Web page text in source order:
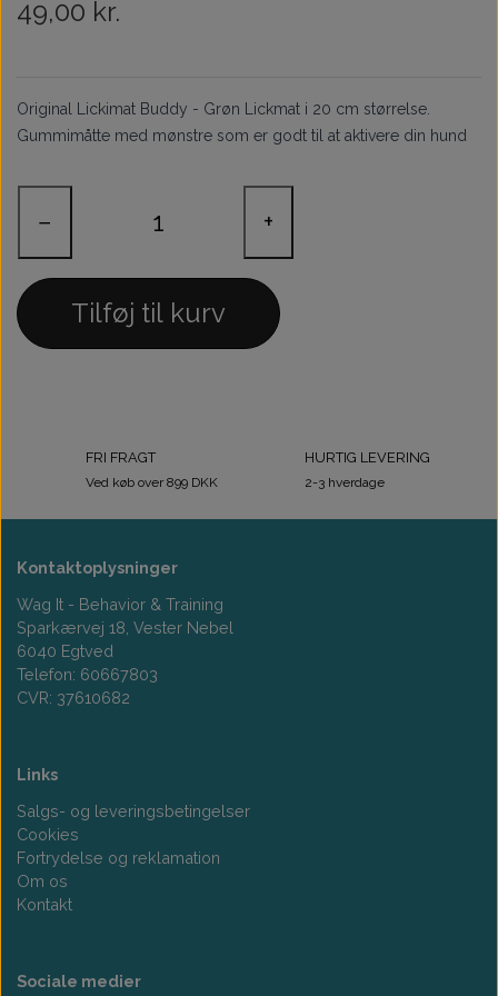
Hundedækner
Andet
49,00 kr.
Original Lickimat Buddy - Grøn Lickmat i 20 cm størrelse.
Gummimåtte med mønstre som er godt til at aktivere din hund
− +
Tilføj til kurv
FRI FRAGT
Ved køb over 899 DKK
HURTIG LEVERING
2-3 hverdage
Kontaktoplysninger
Wag It - Behavior & Training
Sparkærvej 18, Vester Nebel
6040 Egtved
Telefon: 60667803
CVR: 37610682
Links
Salgs- og leveringsbetingelser
Cookies
Fortrydelse og reklamation
Om os
Kontakt
Sociale medier